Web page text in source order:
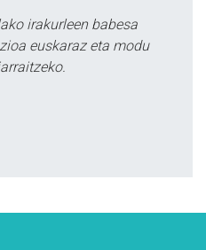
irakurleen babesa
euskaraz eta modu